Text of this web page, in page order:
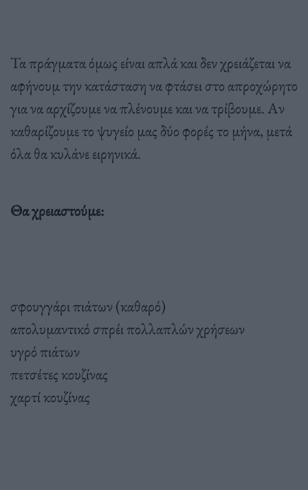
Τα πράγματα όμως είναι απλά και δεν χρειάζεται να
αφήνουμ την κατάσταση να φτάσει στο απροχώρητο
για να αρχίζουμε να πλένουμε και να τρίβουμε. Αν
καθαρίζουμε το ψυγείο μας δύο φορές το μήνα, μετά
όλα θα κυλάνε ειρηνικά.
Θα χρειαστούμε:
σφουγγάρι πιάτων (καθαρό)
απολυμαντικό σπρέι πολλαπλών χρήσεων
υγρό πιάτων
πετσέτες κουζίνας
χαρτί κουζίνας